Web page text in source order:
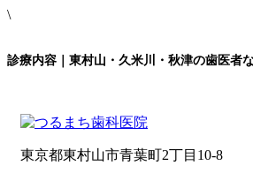
\
診療内容｜東村山・久米川・秋津の歯医者
東京都東村山市青葉町2丁目10-8